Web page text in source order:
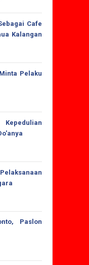
Cafe
Kalangan
Pelaku
Paslon